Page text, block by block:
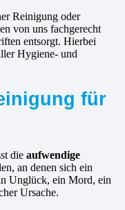
Reinigung oder
von uns fachgerecht
entsorgt. Hierbei
Hygiene- und
für
die aufwendige
an denen sich ein
Unglück, ein Mord, ein
Ursache.